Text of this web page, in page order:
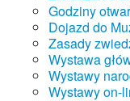
Godziny
Dojazd do
Zasady
Wystawa
Wystawy
Wystawy on-